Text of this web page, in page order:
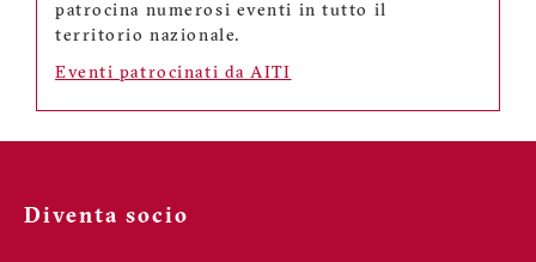
patrocina numerosi eventi in tutto il
territorio nazionale.
Eventi patrocinati da AITI
Diventa socio